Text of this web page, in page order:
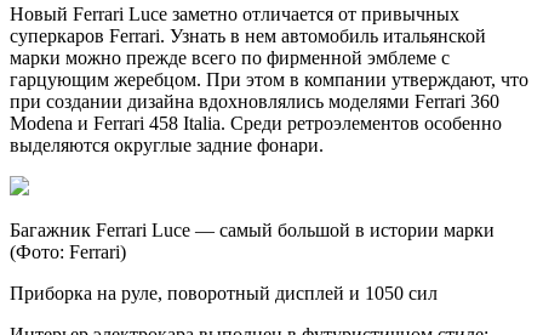
Новый Ferrari Luce заметно отличается от привычных
суперкаров Ferrari. Узнать в нем автомобиль итальянской
марки можно прежде всего по фирменной эмблеме с
гарцующим жеребцом. При этом в компании утверждают, что
при создании дизайна вдохновлялись моделями Ferrari 360
Modena и Ferrari 458 Italia. Среди ретроэлементов особенно
выделяются округлые задние фонари.
Багажник Ferrari Luce — самый большой в истории марки
(Фото: Ferrari)
Приборка на руле, поворотный дисплей и 1050 сил